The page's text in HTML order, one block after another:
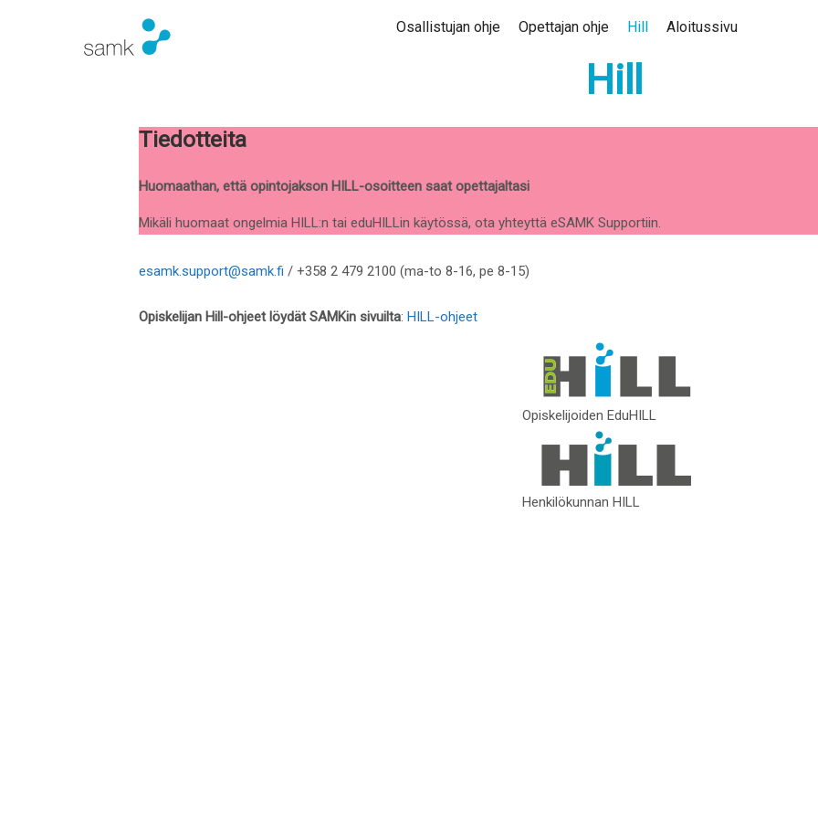
Osallistujan ohje Opettajan ohje Hill Aloitussivu
Hill
Tiedotteita
Huomaathan, että opintojakson HILL-osoitteen saat opettajaltasi
Mikäli huomaat ongelmia HILL:n tai eduHILLin käytössä, ota yhteyttä eSAMK Supportiin.
esamk.support@samk.fi / +358 2 479 2100 (ma-to 8-16, pe 8-15)
Opiskelijan Hill-ohjeet löydät SAMKin sivuilta: HILL-ohjeet
Opiskelijoiden EduHILL
Henkilökunnan HILL